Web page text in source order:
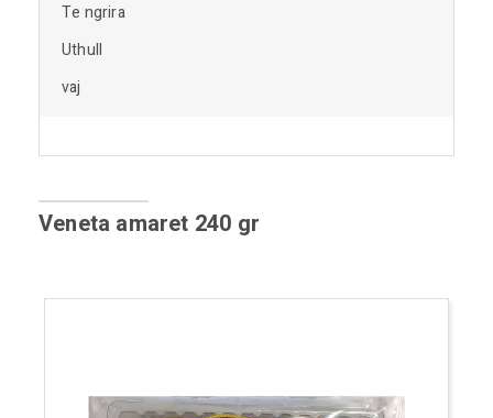
Te ngrira
Uthull
vaj
Veneta amaret 240 gr